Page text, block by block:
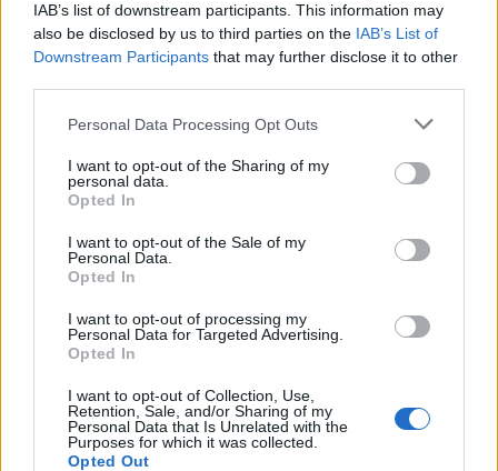
IAB’s list of downstream participants. This information may
also be disclosed by us to third parties on the IAB’s List of
Downstream Participants that may further disclose it to other
Please note that this website/app uses one or more Google
not limited to your visit or usage behaviour. You may click to
grant or deny consent to Google and its third-party tags to
use your data for below specified purposes in below Google
consent section.
Personal Data Processing Opt Outs
I want to opt-out of the Sharing of my
personal data.
Opted In
I want to opt-out of the Sale of my
Personal Data.
Opted In
I want to opt-out of processing my
Personal Data for Targeted Advertising.
Opted In
I want to opt-out of Collection, Use,
Retention, Sale, and/or Sharing of my
Personal Data that Is Unrelated with the
Purposes for which it was collected.
Opted Out